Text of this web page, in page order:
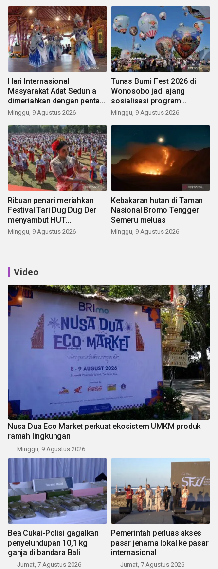
Hari Internasional
Masyarakat Adat Sedunia
dimeriahkan dengan pentas
seni budaya Bali
Minggu, 9 Agustus 2026
Tunas Bumi Fest 2026 di
Wonosobo jadi ajang
sosialisasi program
pemerintah lewat balon
Minggu, 9 Agustus 2026
Ribuan penari meriahkan
Festival Tari Dug Dug Der
menyambut HUT
Kemerdekaan
Minggu, 9 Agustus 2026
Kebakaran hutan di Taman
Nasional Bromo Tengger
Semeru meluas
Minggu, 9 Agustus 2026
Video
Nusa Dua Eco Market perkuat ekosistem UMKM produk
ramah lingkungan
Minggu, 9 Agustus 2026
Bea Cukai-Polisi gagalkan
penyelundupan 10,1 kg
ganja di bandara Bali
Jumat, 7 Agustus 2026
Pemerintah perluas akses
pasar jenama lokal ke pasar
internasional
Jumat, 7 Agustus 2026